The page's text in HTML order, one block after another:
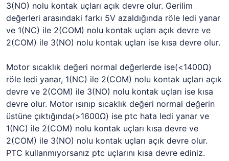
3(NO) nolu kontak uçları açık devre olur. Gerilim
değerleri arasındaki farkı 5V azaldığında röle ledi yanar
ve 1(NC) ile 2(COM) nolu kontak uçları açık devre ve
2(COM) ile 3(NO) nolu kontak uçları ise kısa devre olur.
Motor sıcaklık değeri normal değerlerde ise(<1400Ω)
röle ledi yanar, 1(NC) ile 2(COM) nolu kontak uçları açık
devre ve 2(COM) ile 3(NO) nolu kontak uçları ise kısa
devre olur. Motor ısınıp sıcaklık değeri normal değerin
üstüne çıktığında(>1600Ω) ise ptc hata ledi yanar ve
1(NC) ile 2(COM) nolu kontak uçları kısa devre ve
2(COM) ile 3(NO) nolu kontak uçları açık devre olur.
PTC kullanmıyorsanız ptc uçlarını kısa devre ediniz.